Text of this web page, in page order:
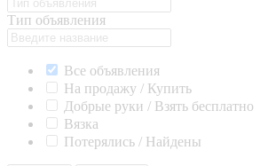
Тип объявления
Все объявления
На продажу / Купить
Добрые руки / Взять бесплатно
Вязка
Потерялись / Найдены